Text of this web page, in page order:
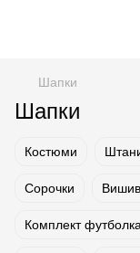
Шапки
Шапки
Костюми
Сорочки
Комплект